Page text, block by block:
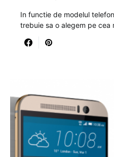
In functie de modelul
trebuie sa o alegem pe